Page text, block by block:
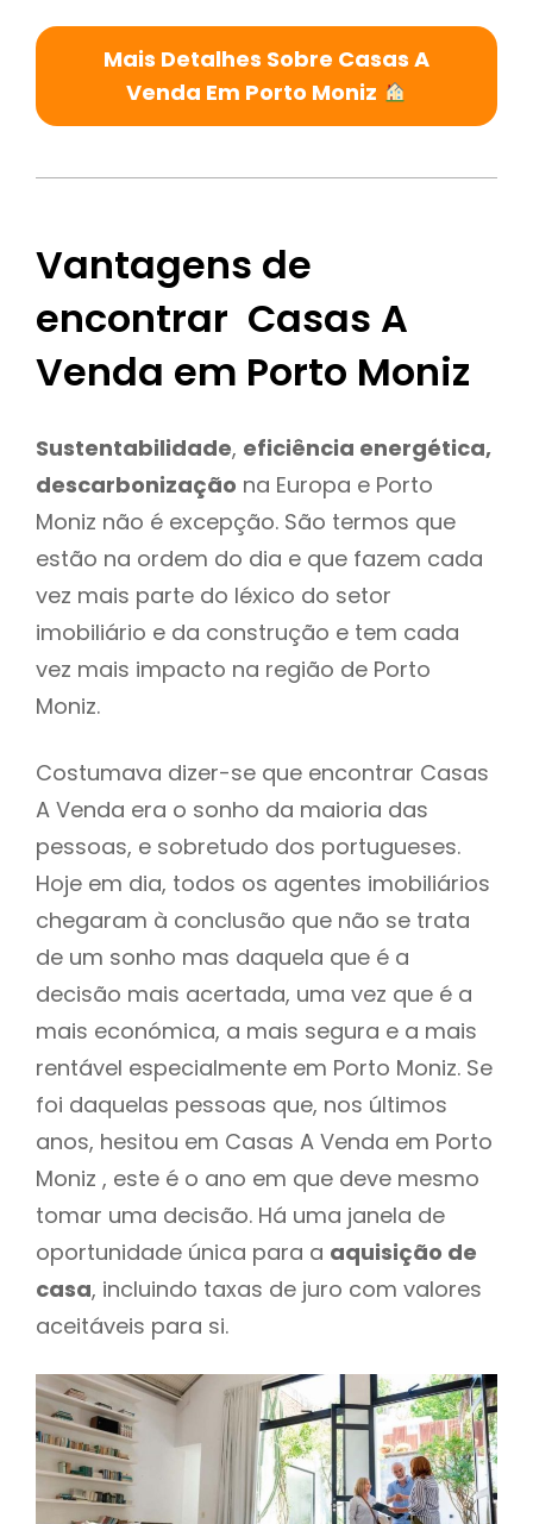
Mais Detalhes Sobre Casas A
Venda Em Porto Moniz
Vantagens de
encontrar Casas A
Venda em Porto Moniz
Sustentabilidade, eficiência energética,
descarbonização na Europa e Porto
Moniz não é excepção. São termos que
estão na ordem do dia e que fazem cada
vez mais parte do léxico do setor
imobiliário e da construção e tem cada
vez mais impacto na região de Porto
Moniz.
Costumava dizer-se que encontrar Casas
A Venda era o sonho da maioria das
pessoas, e sobretudo dos portugueses.
Hoje em dia, todos os agentes imobiliários
chegaram à conclusão que não se trata
de um sonho mas daquela que é a
decisão mais acertada, uma vez que é a
mais económica, a mais segura e a mais
rentável especialmente em Porto Moniz. Se
foi daquelas pessoas que, nos últimos
anos, hesitou em Casas A Venda em Porto
Moniz , este é o ano em que deve mesmo
tomar uma decisão. Há uma janela de
oportunidade única para a aquisição de
casa, incluindo taxas de juro com valores
aceitáveis para si.